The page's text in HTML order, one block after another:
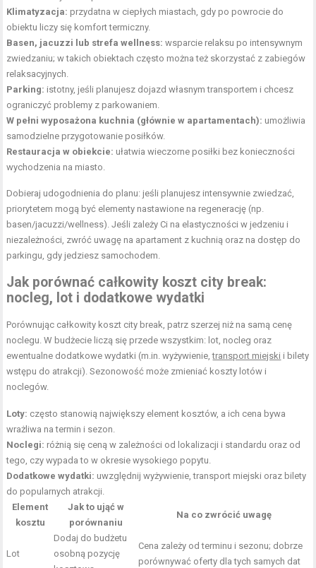
Klimatyzacja: przydatna w ciepłych miastach, gdy po powrocie do
obiektu liczy się komfort termiczny.
Basen, jacuzzi lub strefa wellness: wsparcie relaksu po intensywnym
zwiedzaniu; w takich obiektach często można też skorzystać z zabiegów
relaksacyjnych.
Parking: istotny, jeśli planujesz dojazd własnym transportem i chcesz
ograniczyć problemy z parkowaniem.
W pełni wyposażona kuchnia (głównie w apartamentach): umożliwia
samodzielne przygotowanie posiłków.
Restauracja w obiekcie: ułatwia wieczorne posiłki bez konieczności
wychodzenia na miasto.
Dobieraj udogodnienia do planu: jeśli planujesz intensywnie zwiedzać,
priorytetem mogą być elementy nastawione na regenerację (np.
basen/jacuzzi/wellness). Jeśli zależy Ci na elastyczności w jedzeniu i
niezależności, zwróć uwagę na apartament z kuchnią oraz na dostęp do
parkingu, gdy jedziesz samochodem.
Jak porównać całkowity koszt city break:
nocleg, lot i dodatkowe wydatki
Porównując całkowity koszt city break, patrz szerzej niż na samą cenę
noclegu. W budżecie liczą się przede wszystkim: lot, nocleg oraz
ewentualne dodatkowe wydatki (m.in. wyżywienie,transport miejski i bilety
wstępu do atrakcji). Sezonowość może zmieniać koszty lotów i
noclegów.
Loty: często stanowią największy element kosztów, a ich cena bywa
wrażliwa na termin i sezon.
Noclegi: różnią się ceną w zależności od lokalizacji i standardu oraz od
tego, czy wypada to w okresie wysokiego popytu.
Dodatkowe wydatki: uwzględnij wyżywienie, transport miejski oraz bilety
do popularnych atrakcji.
Element
kosztu
Jak to ująć w
porównaniu
Na co zwrócić uwagę
Lot
Dodaj do budżetu
osobną pozycję
Cena zależy od terminu i sezonu; dobrze
porównywać oferty dla tych samych dat